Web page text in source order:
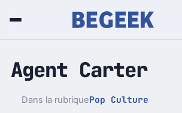
Agent Carter
Dans la rubriquePop Culture